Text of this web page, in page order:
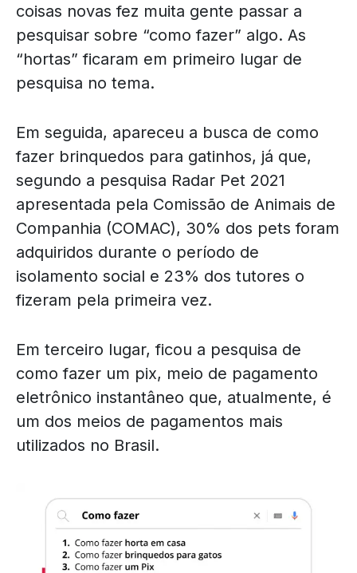
coisas novas fez muita gente passar a
pesquisar sobre “como fazer” algo. As
“hortas” ficaram em primeiro lugar de
pesquisa no tema.
Em seguida, apareceu a busca de como
fazer brinquedos para gatinhos, já que,
segundo a pesquisa Radar Pet 2021
apresentada pela Comissão de Animais de
Companhia (COMAC), 30% dos pets foram
adquiridos durante o período de
isolamento social e 23% dos tutores o
fizeram pela primeira vez.
Em terceiro lugar, ficou a pesquisa de
como fazer um pix, meio de pagamento
eletrônico instantâneo que, atualmente, é
um dos meios de pagamentos mais
utilizados no Brasil.